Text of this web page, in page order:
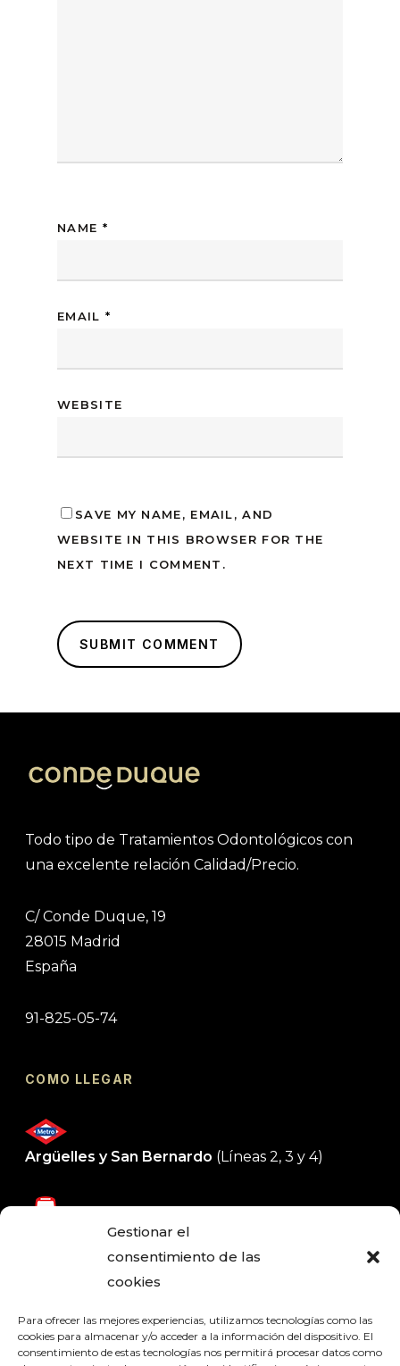
Gestionar el
consentimiento de las
cookies
Para ofrecer las mejores experiencias, utilizamos tecnologías como las
cookies para almacenar y/o acceder a la información del dispositivo. El
consentimiento de estas tecnologías nos permitirá procesar datos como
NAME *
EMAIL *
WEBSITE
SAVE MY NAME, EMAIL, AND
WEBSITE IN THIS BROWSER FOR THE
NEXT TIME I COMMENT.
Todo tipo de Tratamientos Odontológicos con
una excelente relación Calidad/Precio.
C/ Conde Duque, 19
28015 Madrid
España
91-825-05-74
COMO LLEGAR
Argüelles y San Bernardo (Líneas 2, 3 y 4)
1 -3 - 44 - 147 - C1 - M2